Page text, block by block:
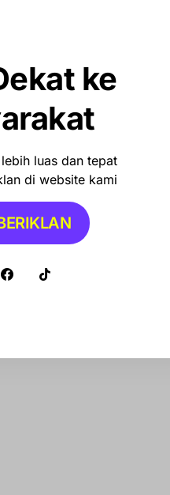
Stop
Indah
Rakortas
Sasaran,
ke
luas dan tepat
di website kami